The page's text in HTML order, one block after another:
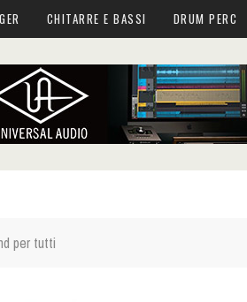
CHITARRE E BASSI DRUM PERC
per tutti